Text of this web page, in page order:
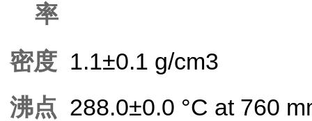
率
密度 1.1±0.1 g/cm3
沸点 288.0±0.0 °C at 760